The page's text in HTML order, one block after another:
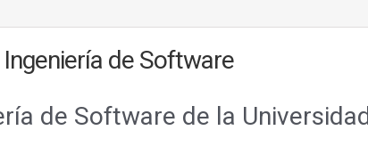
Ingeniería de Software
de Software de la